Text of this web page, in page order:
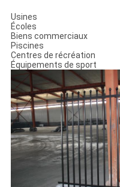
Usines
Écoles
Biens commerciaux
Piscines
Centres de récréation
Équipements de sport